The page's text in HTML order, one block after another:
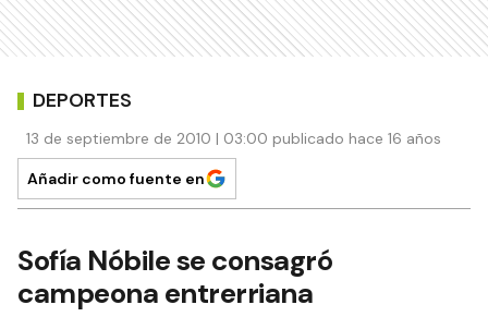
DEPORTES
13 de septiembre de 2010 | 03:00 publicado hace 16 años
Añadir como fuente en
Sofía Nóbile se consagró
campeona entrerriana